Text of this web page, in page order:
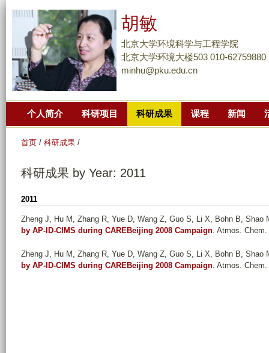
页
主
胡敏
北京大学环境科学与工程学院
北京大学环境大楼503 010-62759880
minhu@pku.edu.cn
个人简介 科研项目 科研成果 课程 新闻
首页 / 科研成果 /
科研成果 by Year: 2011
2011
Zheng J, Hu M, Zhang R, Yue D, Wang Z, Guo S, Li X, Bohn B, Shao
by AP-ID-CIMS during CAREBeijing 2008 Campaign. Atmos.
Zheng J, Hu M, Zhang R, Yue D, Wang Z, Guo S, Li X, Bohn B, Shao
by AP-ID-CIMS during CAREBeijing 2008 Campaign. Atmos.